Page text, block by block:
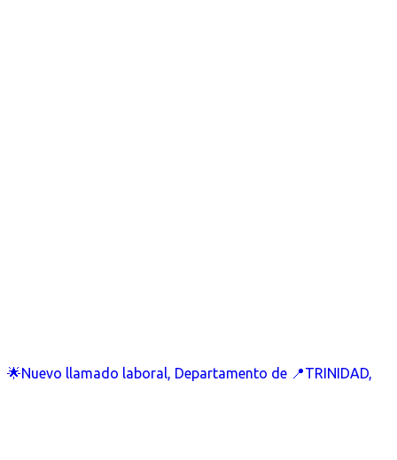
🌟Nuevo llamado laboral, Departamento de 📍TRINIDAD,